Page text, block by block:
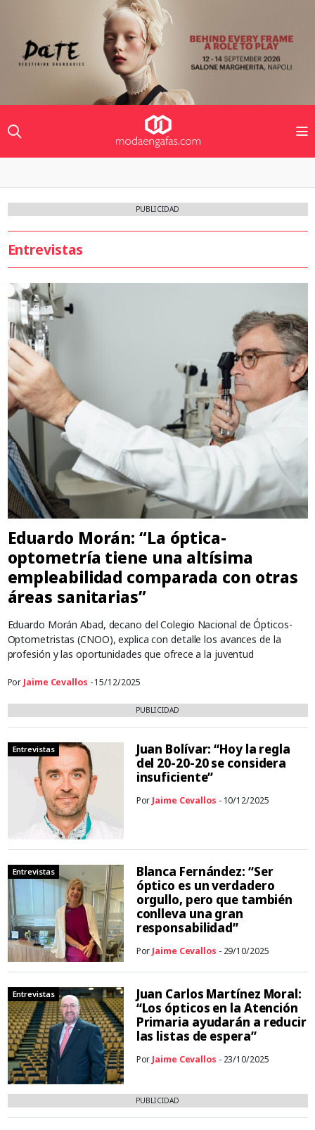
PUBLICIDAD
Entrevistas
Eduardo Morán: “La óptica-
optometría tiene una altísima
empleabilidad comparada con otras
áreas sanitarias”
Eduardo Morán Abad, decano del Colegio Nacional de Ópticos-
Optometristas (CNOO), explica con detalle los avances de la
profesión y las oportunidades que ofrece a la juventud
Por Jaime Cevallos - 15/12/2025
PUBLICIDAD
Entrevistas
Juan Bolívar: “Hoy la regla
del 20-20-20 se considera
insuficiente”
Por Jaime Cevallos - 10/12/2025
Entrevistas
Blanca Fernández: “Ser
óptico es un verdadero
orgullo, pero que también
conlleva una gran
responsabilidad”
Por Jaime Cevallos - 29/10/2025
Entrevistas
Juan Carlos Martínez Moral:
“Los ópticos en la Atención
Primaria ayudarán a reducir
las listas de espera”
Por Jaime Cevallos - 23/10/2025
PUBLICIDAD